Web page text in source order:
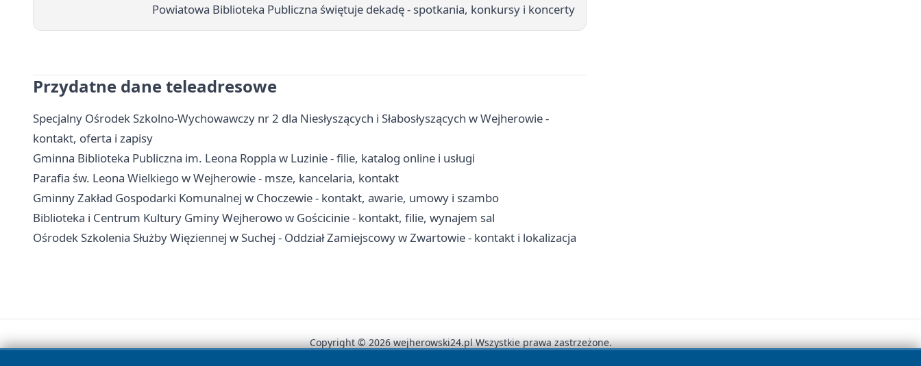
Powiatowa Biblioteka Publiczna świętuje dekadę - spotkania, konkursy i koncerty
Przydatne dane teleadresowe
Specjalny Ośrodek Szkolno-Wychowawczy nr 2 dla Niesłyszących i Słabosłyszących w Wejherowie -
kontakt, oferta i zapisy
Gminna Biblioteka Publiczna im. Leona Roppla w Luzinie - filie, katalog online i usługi
Parafia św. Leona Wielkiego w Wejherowie - msze, kancelaria, kontakt
Gminny Zakład Gospodarki Komunalnej w Choczewie - kontakt, awarie, umowy i szambo
Biblioteka i Centrum Kultury Gminy Wejherowo w Gościcinie - kontakt, filie, wynajem sal
Ośrodek Szkolenia Służby Więziennej w Suchej - Oddział Zamiejscowy w Zwartowie - kontakt i lokalizacja
Copyright © 2026 wejherowski24.pl Wszystkie prawa zastrzeżone.